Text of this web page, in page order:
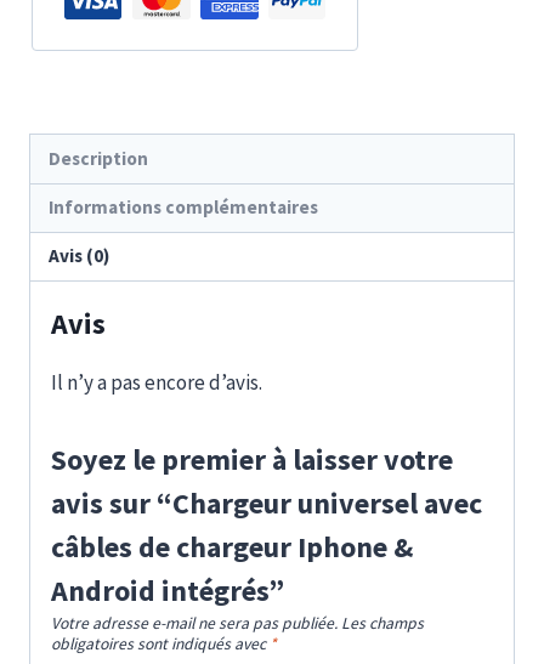
Description
Informations complémentaires
Avis (0)
Avis
Il n’y a pas encore d’avis.
Soyez le premier à laisser votre
avis sur “Chargeur universel avec
câbles de chargeur Iphone &
Android intégrés”
Votre adresse e-mail ne sera pas publiée. Les champs
obligatoires sont indiqués avec *